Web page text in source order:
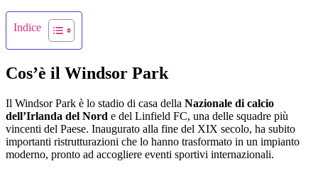
Indice
Cos’è il Windsor Park
Il Windsor Park è lo stadio di casa della Nazionale di calcio
dell’Irlanda del Nord e del Linfield FC, una delle squadre più
vincenti del Paese. Inaugurato alla fine del XIX secolo, ha subito
importanti ristrutturazioni che lo hanno trasformato in un impianto
moderno, pronto ad accogliere eventi sportivi internazionali.